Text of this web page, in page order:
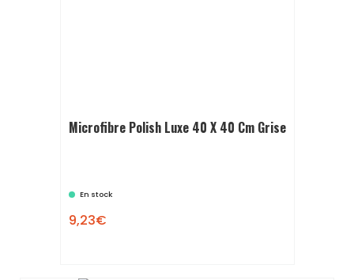
Microfibre Polish Luxe 40 X 40 Cm Grise
En stock
9,23€